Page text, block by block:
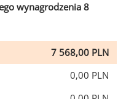
wynagrodzenia 8
7 568,00 PLN
0,00 PLN